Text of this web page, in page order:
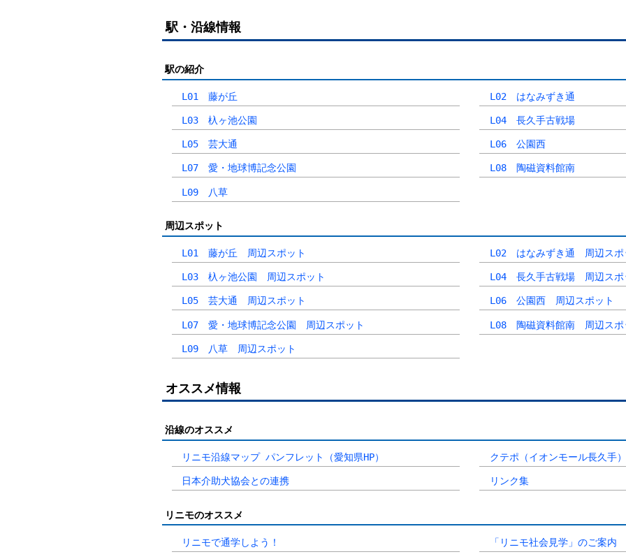
駅・沿線情報
駅の紹介
L01 藤が丘 L02 はなみずき通
L03 杁ヶ池公園 L04 長久手古戦場
L05 芸大通 L06 公園西
L07 愛・地球博記念公園 L08 陶磁資料館南
L09 八草
周辺スポット
L01 藤が丘 周辺スポット L02 はなみずき通 周辺スポ
L03 杁ヶ池公園 周辺スポット L04 長久手古戦場 周辺スポ
L05 芸大通 周辺スポット L06 公園西 周辺スポット
L07 愛・地球博記念公園 周辺スポット L08 陶磁資料館南 周辺スポ
L09 八草 周辺スポット
オススメ情報
沿線のオススメ
リニモ沿線マップ パンフレット（愛知県HP） クテポ（イオンモール長久手）
日本介助犬協会との連携 リンク集
リニモのオススメ
リニモで通学しよう！ 「リニモ社会見学」のご案内